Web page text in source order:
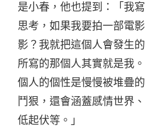
是小春，他也提到：「我
思考，如果我要拍一部電
影？我就把這個人會發生
所寫的那個人其實就是我
個人的個性是慢慢被堆疊
鬥狠，還會涵蓋感情世界
低起伏等。」